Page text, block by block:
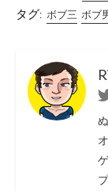
タグ: ボブ三 ボブ